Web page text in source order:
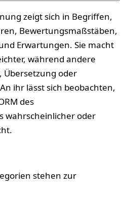
zeigt sich in Begriffen,
Bewertungsmaßstäben,
Erwartungen. Sie macht
während andere
Übersetzung oder
ihr lässt sich beobachten,
des
wahrscheinlicher oder
stehen zur